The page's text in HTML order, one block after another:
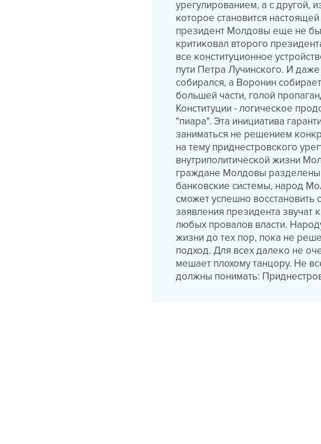
урегулированием, а с другой,
которое становится
президент Молдовы еще не
критиковал второго
все конституционное
пути Петра Лучинского. И
собирался, а Воронин
большей части, голой
Конституции - логическое
"пиара". Эта инициатива
заниматься не решением
на тему приднестровского
внутриполитической жизни
граждане Молдовы
банковские системы, народ
сможет успешно восстановить
заявления президента звучат
любых провалов власти.
жизни до тех пор, пока не
подход. Для всех далеко не
мешает плохому танцору. Не
должны понимать: